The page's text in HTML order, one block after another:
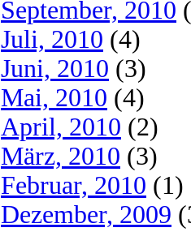
September, 2010
Juli, 2010 (4)
Juni, 2010 (3)
Mai, 2010 (4)
April, 2010 (2)
März, 2010 (3)
Februar, 2010 (1)
Dezember, 2009